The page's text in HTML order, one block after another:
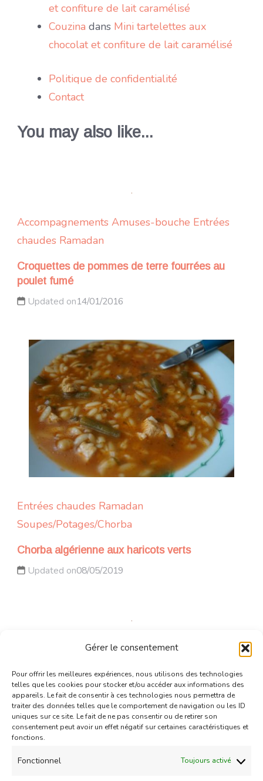
Gérer le consentement
Pour offrir les meilleures expériences, nous utilisons des technologies
telles que les cookies pour stocker et/ou accéder aux informations des
appareils. Le fait de consentir à ces technologies nous permettra de
traiter des données telles que le comportement de navigation ou les ID
uniques sur ce site. Le fait de ne pas consentir ou de retirer son
consentement peut avoir un effet négatif sur certaines caractéristiques et
fonctions.
Fonctionnel Toujours activé
et confiture de lait caramélisé
Couzina dans Mini tartelettes aux
chocolat et confiture de lait caramélisé
Politique de confidentialité
Contact
You may also like...
Accompagnements Amuses-bouche Entrées
chaudes Ramadan
Croquettes de pommes de terre fourrées au
poulet fumé
Updated on14/01/2016
Entrées chaudes Ramadan
Soupes/Potages/Chorba
Chorba algérienne aux haricots verts
Updated on08/05/2019
Amuses-bouche Bricks Entrées chaudes
Petits cigares de poulet/dinde
Updated on02/08/2013